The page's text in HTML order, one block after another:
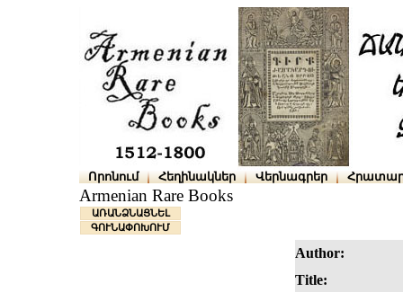
Որոնում Հեղինակներ Վերնագրեր
Armenian Rare Books
ԱՌԱՆՁՆԱՑՆԵԼ
ԳՈՒՆԱՓՈԽՈՒՄ
Author:
Title: